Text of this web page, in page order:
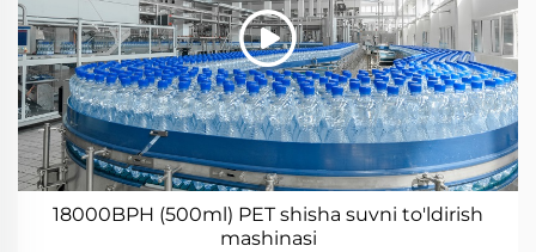
18000BPH (500ml) PET shisha suvni to'ldirish
mashinasi